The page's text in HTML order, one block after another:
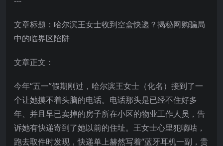
文章标题：哈尔滨王女士收到空盒快递？揭秘网购骗局
中的临界区陷阱
文章正文：
今年“五一”假期刚过，哈尔滨王女士（化名）接到了一
个让她摸不着头脑的电话。电话那头是已经不住好多
年、并且早已卖掉的房子所在小区的物业工作人员，告
诉她有快递寄到了她以前的住址。王女士心里犯嘀咕，
跑去取件时发现，快递单上赫然写着“蓝牙耳机一副，贵